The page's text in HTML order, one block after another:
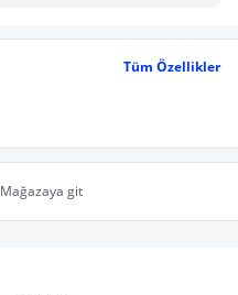
Tüm Özellikler
Mağazaya git